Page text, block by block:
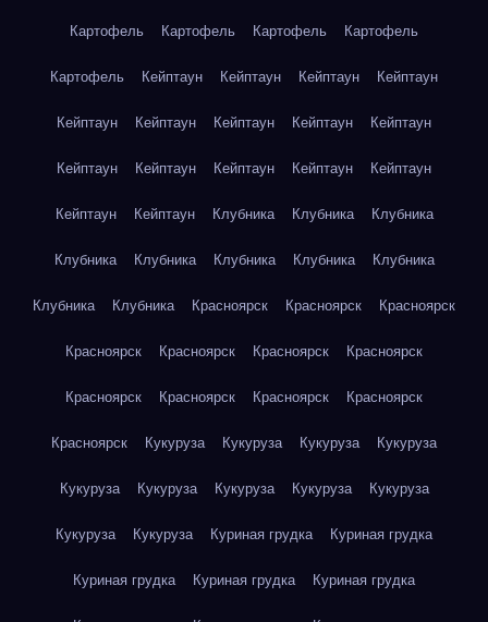
Картофель Картофель Картофель Картофель
Картофель Кейптаун Кейптаун Кейптаун Кейптаун
Кейптаун Кейптаун Кейптаун Кейптаун Кейптаун
Кейптаун Кейптаун Кейптаун Кейптаун Кейптаун
Кейптаун Кейптаун Клубника Клубника Клубника
Клубника Клубника Клубника Клубника Клубника
Клубника Клубника Красноярск Красноярск Красноярск
Красноярск Красноярск Красноярск Красноярск
Красноярск Красноярск Красноярск Красноярск
Красноярск Кукуруза Кукуруза Кукуруза Кукуруза
Кукуруза Кукуруза Кукуруза Кукуруза Кукуруза
Кукуруза Кукуруза Куриная грудка Куриная грудка
Куриная грудка Куриная грудка Куриная грудка